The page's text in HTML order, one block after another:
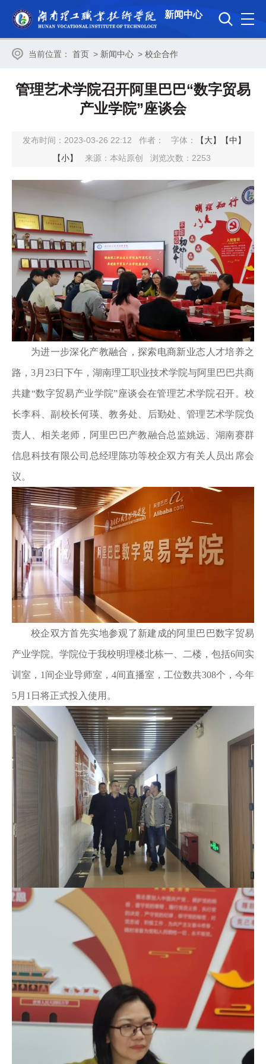
新闻中心
当前位置： 首页 > 新闻中心 > 校企合作
管理艺术学院召开阿里巴巴“数字贸易
产业学院”座谈会
发布时间：2023-03-26 22:12 作者： 字体： 【大】
【中】
【小】
来源：本站原创 浏览次数： 2253
为进一步深化产教融合，探索电商新业态人才培养之
路，3月23日下午，湖南理工职业技术学院与阿里巴巴共商
共建“数字贸易产业学院”座谈会在管理艺术学院召开。校
长李科、副校长何瑛、教务处、后勤处、管理艺术学院负
责人、相关老师，阿里巴巴产教融合总监姚远、湖南赛群
信息科技有限公司总经理陈功等校企双方有关人员出席会
议。
校企双方首先实地参观了新建成的阿里巴巴数字贸易
产业学院。学院位于我校明理楼北栋一、二楼，包括6间实
训室，1间企业导师室，4间直播室，工位数共308个，今年
5月1日将正式投入使用。